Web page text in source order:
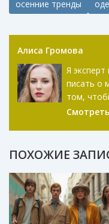
осенние тренды
Алиса Громова
Я
писать о
том,
стиль и
это
других
ПОХОЖИЕ